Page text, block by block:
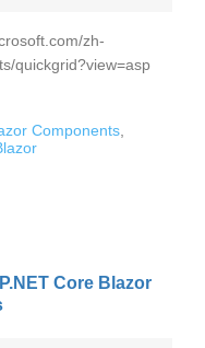
zh-
quickgrid?view=asp
Components
Core Blazor